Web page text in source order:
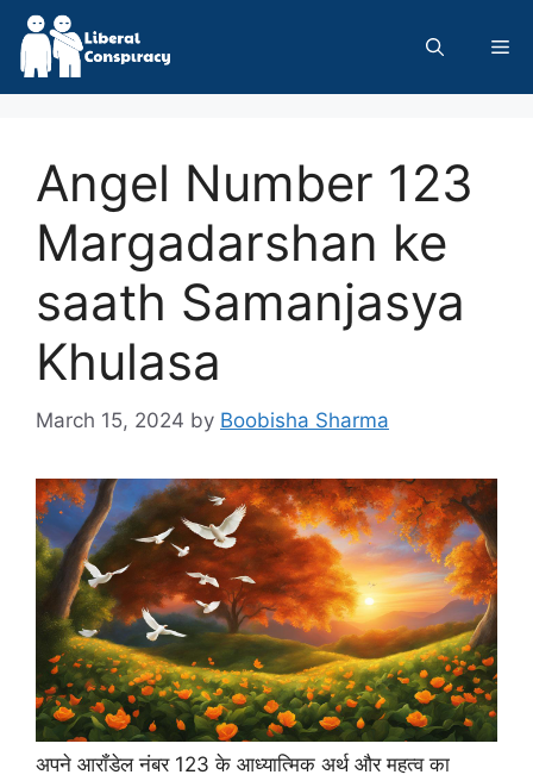
Skip
content
Angel Number 123
Margadarshan ke
saath Samanjasya
Khulasa
March 15, 2024 by Boobisha Sharma
अपने आरॉंडेल नंबर 123 के आध्यात्मिक अर्थ और महत्व का